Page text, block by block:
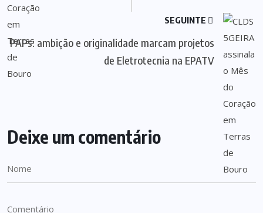
SEGUINTE
PAPs: ambição e originalidade marcam projetos
de Eletrotecnia na EPATV
Deixe um comentário